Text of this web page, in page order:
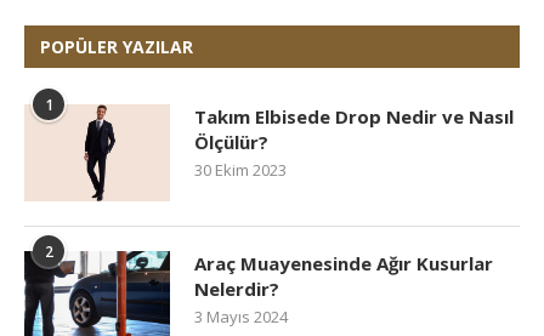
POPÜLER YAZILAR
1
Takım Elbisede Drop Nedir ve Nasıl
Ölçülür?
30 Ekim 2023
2
Araç Muayenesinde Ağır Kusurlar
Nelerdir?
3 Mayıs 2024